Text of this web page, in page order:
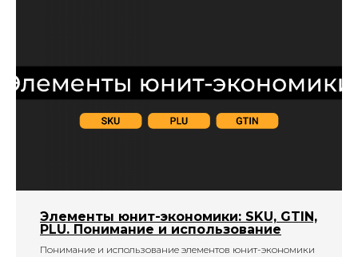
Элементы юнит-экономики: SKU, GTIN,
PLU. Понимание и использование
Понимание и использование элементов юнит-экономики